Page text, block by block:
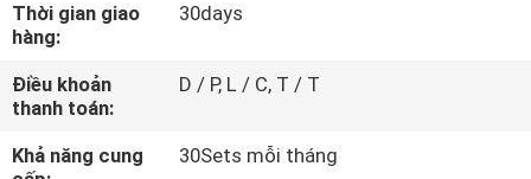
THAM
QUAN
NHÀ
MÁY
Thời gian giao
hàng:
30days
Điều khoản
thanh toán:
D / P, L / C, T / T
Khả năng cung
30Sets mỗi tháng